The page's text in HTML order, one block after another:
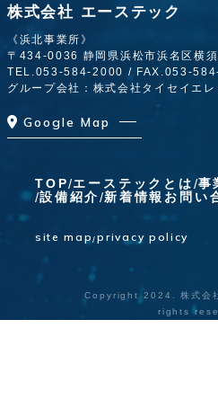
株式会社 エーステック
《浜北事業所》
〒434-0036 静岡県浜松市浜名区横
TEL.053-584-2000 / FAX.053-
グループ会社：株式会社タイセイエレ
Google Map
TOP エーステックとは 事
設備紹介 新着情報 お問い
site map privacy policy
Copyright 2024. 株式会
rights